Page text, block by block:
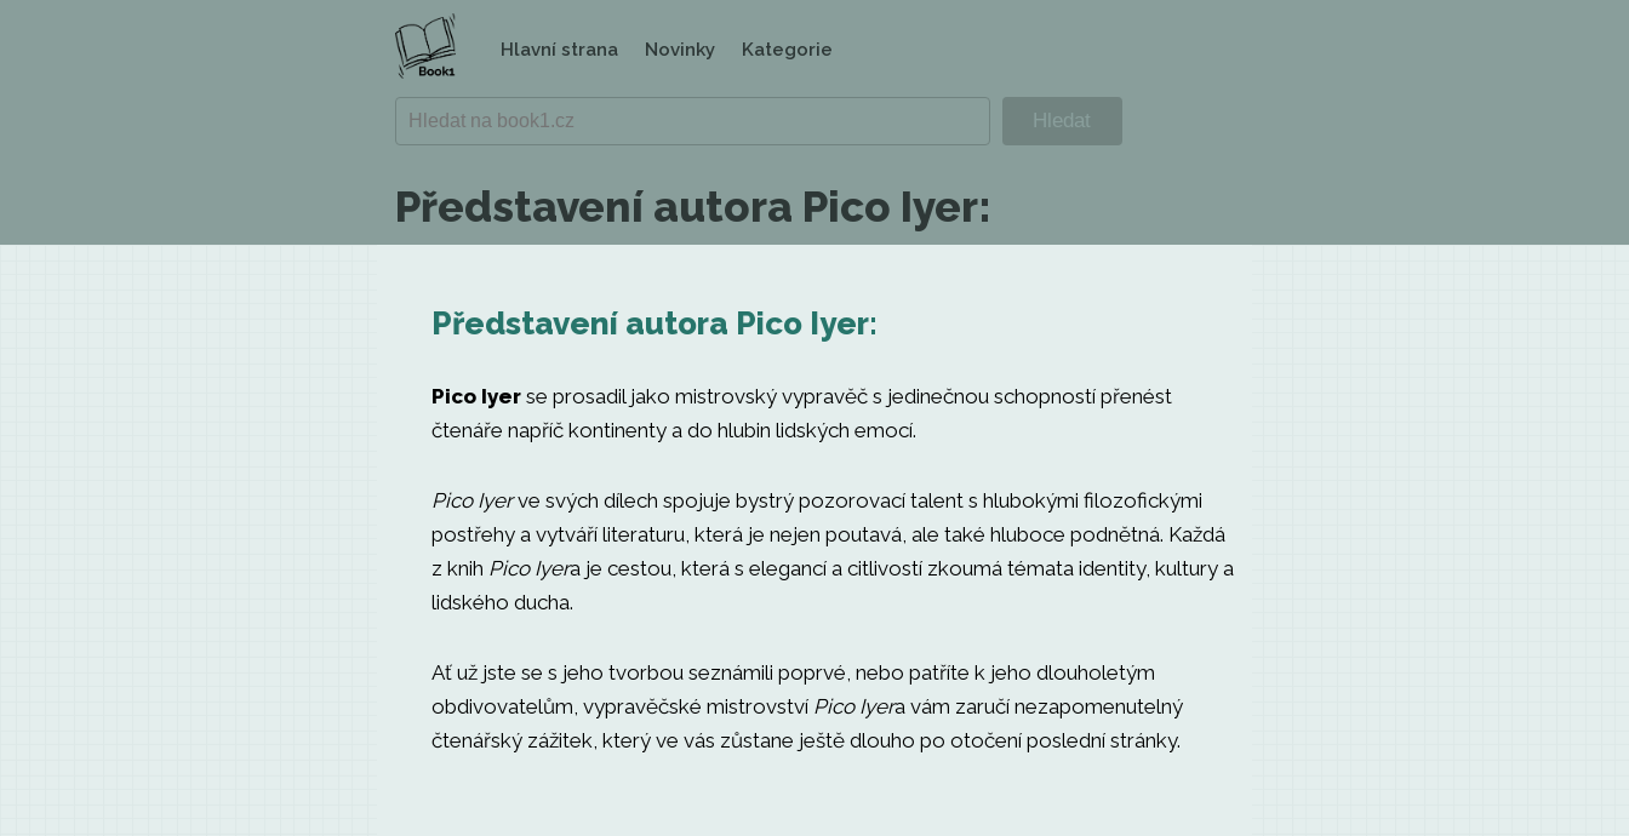
Hlavní strana Novinky Kategorie
Představení autora Pico Iyer:
Představení autora Pico Iyer:
Pico Iyer se prosadil jako mistrovský vypravěč s jedinečnou schopností přenést
čtenáře napříč kontinenty a do hlubin lidských emocí.
Pico Iyerve svých dílech spojuje bystrý pozorovací talent s hlubokými filozofickými
postřehy a vytváří literaturu, která je nejen poutavá, ale také hluboce podnětná. Každá
z knih Pico Iyera je cestou, která s elegancí a citlivostí zkoumá témata identity, kultury a
lidského ducha.
Ať už jste se s jeho tvorbou seznámili poprvé, nebo patříte k jeho dlouholetým
obdivovatelům, vypravěčské mistrovství Pico Iyera vám zaručí nezapomenutelný
čtenářský zážitek, který ve vás zůstane ještě dlouho po otočení poslední stránky.